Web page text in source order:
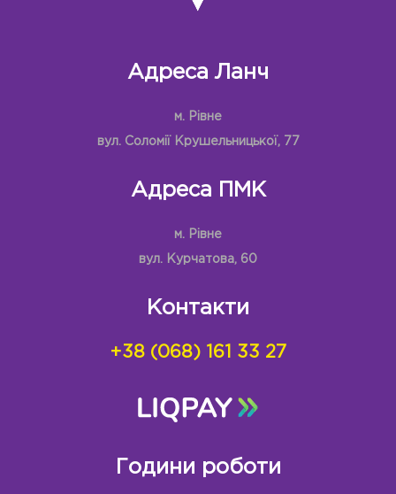
Адреса Ланч
м. Рівне
вул. Соломії Крушельницької, 77
Адреса ПМК
м. Рівне
вул. Курчатова, 60
Контакти
+38 (068) 161 33 27
Години роботи